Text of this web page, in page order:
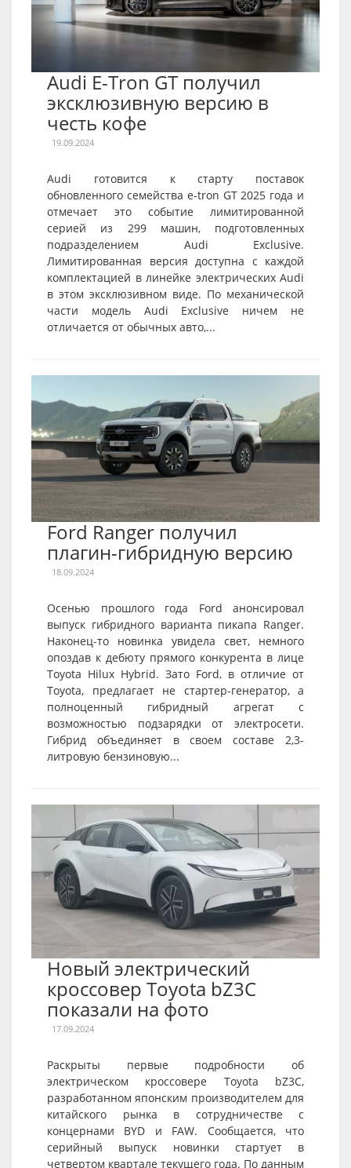
Audi E-Tron GT получил
эксклюзивную версию в
честь кофе
19.09.2024
Audi готовится к старту поставок
обновленного семейства e-tron GT 2025 года и
отмечает это событие лимитированной
серией из 299 машин, подготовленных
подразделением Audi Exclusive.
Лимитированная версия доступна с каждой
комплектацией в линейке электрических Audi
в этом эксклюзивном виде. По механической
части модель Audi Exclusive ничем не
отличается от обычных авто,...
Ford Ranger получил
плагин-гибридную версию
18.09.2024
Осенью прошлого года Ford анонсировал
выпуск гибридного варианта пикапа Ranger.
Наконец-то новинка увидела свет, немного
опоздав к дебюту прямого конкурента в лице
Toyota Hilux Hybrid. Зато Ford, в отличие от
Toyota, предлагает не стартер-генератор, а
полноценный гибридный агрегат с
возможностью подзарядки от электросети.
Гибрид объединяет в своем составе 2,3-
литровую бензиновую...
Новый электрический
кроссовер Toyota bZ3C
показали на фото
17.09.2024
Раскрыты первые подробности об
электрическом кроссовере Toyota bZ3C,
разработанном японским производителем для
китайского рынка в сотрудничестве с
концернами BYD и FAW. Сообщается, что
серийный выпуск новинки стартует в
четвертом квартале текущего года. По данным